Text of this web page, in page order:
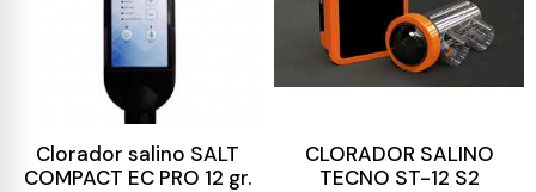
Clorador salino SALT
COMPACT EC PRO 12 gr.
CLORADOR SALINO
TECNO ST-12 S2